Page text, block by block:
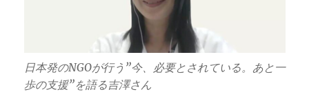
日本発のNGOが行う”今、必要とされている。あと一
歩の支援”を語る吉澤さん